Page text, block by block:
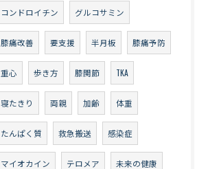
コンドロイチン グルコサミン
膝痛改善 要支援 半月板 膝痛予防
重心 歩き方 膝関節 TKA
寝たきり 両親 加齢 体重
たんぱく質 救急搬送 感染症
マイオカイン テロメア 未来の健康